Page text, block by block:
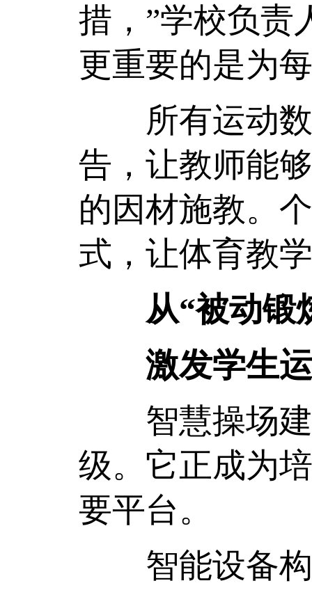
措，”学校负责
更重要的是为
所有运动数
告，让教师能
的因材施教。
式，让体育教
从“被动锻
激发学生运
智慧操场建
级。它正成为
要平台。
智能设备构